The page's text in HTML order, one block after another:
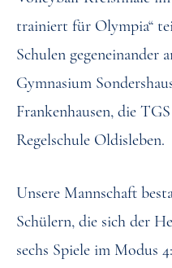
trainiert für Olympia“
Schulen gegeneinander
Gymnasium
Frankenhausen, die
Regelschule Oldisleben.
Unsere Mannschaft
Schülern, die sich der
sechs Spiele im Modus